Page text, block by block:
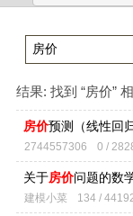
结果: 找到 “房价”
房价预测（线性回归
2744557306 0 /
关于房价问题的数
建模小菜 134 /